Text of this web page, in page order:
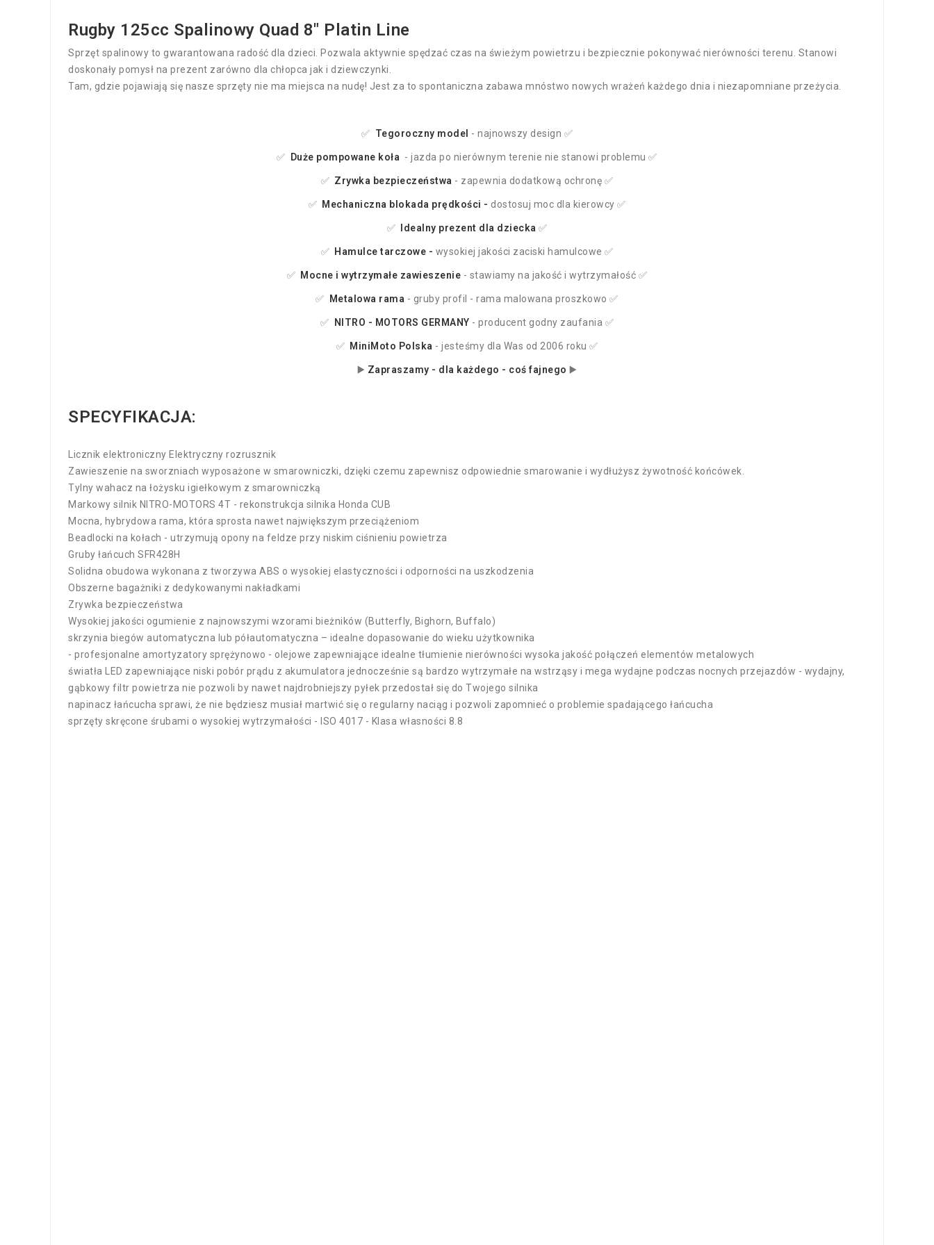
Rugby 125cc Spalinowy Quad 8" Platin Line
Sprzęt spalinowy to gwarantowana radość dla dzieci. Pozwala aktywnie spędzać czas na świeżym powietrzu i bezpiecznie pokonywać nierówności terenu. Stanowi
doskonały pomysł na prezent zarówno dla chłopca jak i dziewczynki.
Tam, gdzie pojawiają się nasze sprzęty nie ma miejsca na nudę! Jest za to spontaniczna zabawa mnóstwo nowych wrażeń każdego dnia i niezapomniane przeżycia.
✅ Tegoroczny model - najnowszy design ✅
✅ Duże pompowane koła - jazda po nierównym terenie nie stanowi problemu ✅
✅ Zrywka bezpieczeństwa - zapewnia dodatkową ochronę ✅
✅ Mechaniczna blokada prędkości - dostosuj moc dla kierowcy ✅
✅ Idealny prezent dla dziecka ✅
✅ Hamulce tarczowe - wysokiej jakości zaciski hamulcowe ✅
✅ Mocne i wytrzymałe zawieszenie - stawiamy na jakość i wytrzymałość ✅
✅ Metalowa rama - gruby profil - rama malowana proszkowo ✅
✅ NITRO - MOTORS GERMANY - producent godny zaufania ✅
✅ MiniMoto Polska - jesteśmy dla Was od 2006 roku ✅
▶️ Zapraszamy - dla każdego - coś fajnego ▶️
SPECYFIKACJA:
Licznik elektroniczny Elektryczny rozrusznik
Zawieszenie na sworzniach wyposażone w smarowniczki, dzięki czemu zapewnisz odpowiednie smarowanie i wydłużysz żywotność końcówek.
Tylny wahacz na łożysku igiełkowym z smarowniczką
Markowy silnik NITRO-MOTORS 4T - rekonstrukcja silnika Honda CUB
Mocna, hybrydowa rama, która sprosta nawet największym przeciążeniom
Beadlocki na kołach - utrzymują opony na feldze przy niskim ciśnieniu powietrza
Gruby łańcuch SFR428H
Solidna obudowa wykonana z tworzywa ABS o wysokiej elastyczności i odporności na uszkodzenia
Obszerne bagażniki z dedykowanymi nakładkami
Zrywka bezpieczeństwa
Wysokiej jakości ogumienie z najnowszymi wzorami bieżników (Butterfly, Bighorn, Buffalo)
skrzynia biegów automatyczna lub półautomatyczna – idealne dopasowanie do wieku użytkownika
- profesjonalne amortyzatory sprężynowo - olejowe zapewniające idealne tłumienie nierówności wysoka jakość połączeń elementów metalowych
światła LED zapewniające niski pobór prądu z akumulatora jednocześnie są bardzo wytrzymałe na wstrząsy i mega wydajne podczas nocnych przejazdów - wydajny,
gąbkowy filtr powietrza nie pozwoli by nawet najdrobniejszy pyłek przedostał się do Twojego silnika
napinacz łańcucha sprawi, że nie będziesz musiał martwić się o regularny naciąg i pozwoli zapomnieć o problemie spadającego łańcucha
sprzęty skręcone śrubami o wysokiej wytrzymałości - ISO 4017 - Klasa własności 8.8